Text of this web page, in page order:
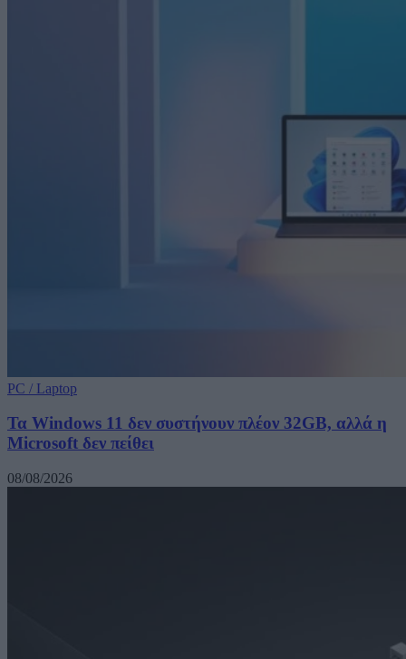
PC / Laptop
Τα Windows 11 δεν συστήνουν πλέον 32GB, αλλά η
Microsoft δεν πείθει
08/08/2026